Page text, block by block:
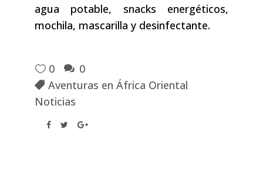
agua potable, snacks energéticos,
mochila, mascarilla y desinfectante.
0
0
Aventuras en África Oriental
Noticias